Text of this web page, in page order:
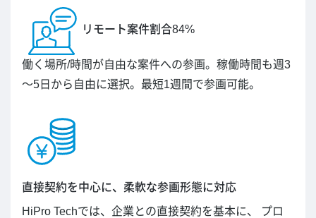
リモート案件割合84%
働く場所/時間が自由な案件への参画。稼働時間も週3
～5日から自由に選択。最短1週間で参画可能。
直接契約を中心に、柔軟な参画形態に対応
HiPro Techでは、企業との直接契約を基本に、 プロ